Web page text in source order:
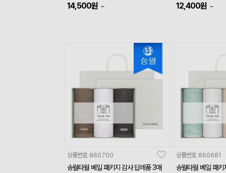
14,500원 ~ 12,400원 ~
상품번호 860700
송월타월 베일 패키지 감사 답례품 3매
상품번호 860681
송월타월 베일 패